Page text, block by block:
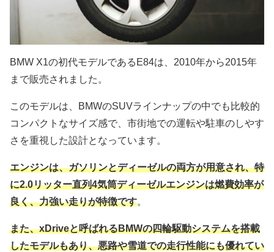
BMW X1の初代モデルであるE84は、2010年から2015年
まで販売されました。
このモデルは、BMWのSUVラインナップの中でも比較的
コンパクトなサイズ感で、市街地での運転や駐車のしやす
さを重視した設計となっています。
エンジンは、ガソリンとディーゼルの両方が用意され、特
に2.0リッター直列4気筒ディーゼルエンジンは燃費効率が
良く、力強い走りが特徴です。
また、xDriveと呼ばれるBMWの四輪駆動システムを搭載
したモデルもあり、悪路や雪道での走行性能にも優れてい